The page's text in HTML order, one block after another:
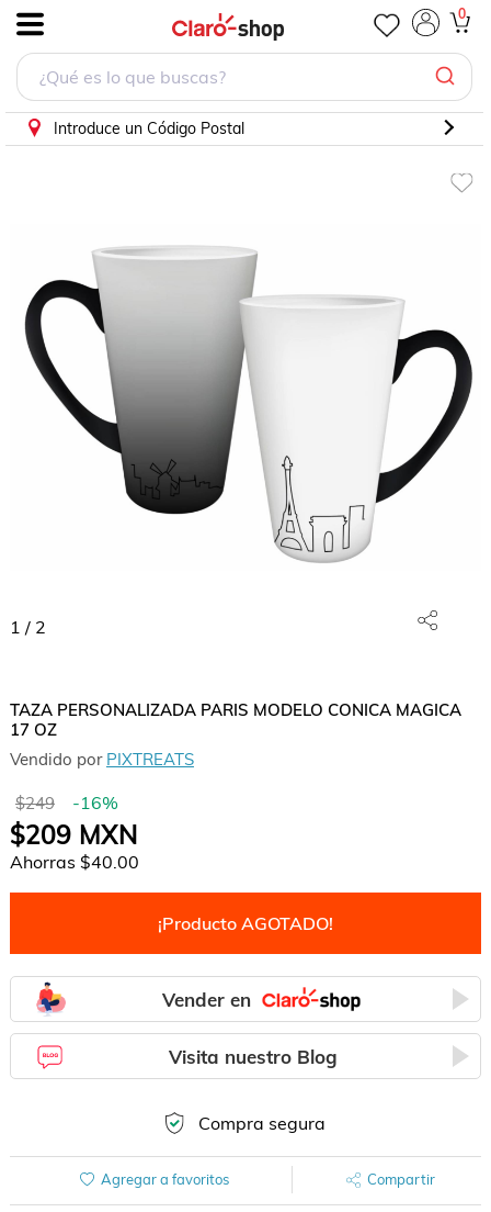
0
Introduce un Código Postal
1 / 2
TAZA PERSONALIZADA PARIS MODELO CONICA MAGICA
17 OZ
Vendido por PIXTREATS
$249 -16%
$209MXN
Ahorras $40.00
¡Producto AGOTADO!
Vender en
Visita nuestro Blog
Compra segura
Agregar a favoritos Compartir
TAZA PERSONALIZADA PARIS MODELO CONICA MAGICA